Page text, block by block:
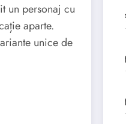
un personaj cu
aparte.
unice de